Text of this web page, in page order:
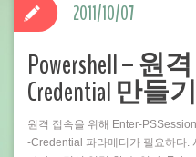
Powershell –
Credential 만들기
원격 접속을 위해 Enter-
-Credential 파라메터가 필요하다.
2011/10/07